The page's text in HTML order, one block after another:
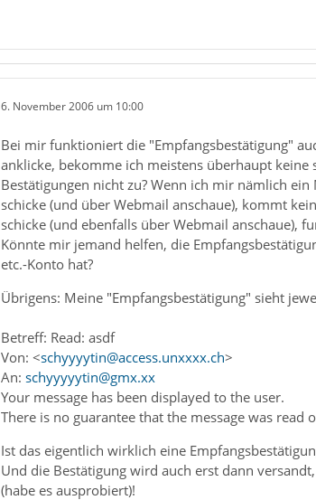
6. November 2006 um 10:00
Bei mir funktioniert die "Empfangsbestätigung"
anklicke, bekomme ich meistens überhaupt keine
Bestätigungen nicht zu? Wenn ich mir nämlich
schicke (und über Webmail anschaue), kommt
schicke (und ebenfalls über Webmail anschaue),
Könnte mir jemand helfen, die
etc.-Konto hat?
Übrigens: Meine "Empfangsbestätigung" sieht
Betreff: Read: asdf
Von: <schyyyytin@access.unxxxx.ch>
An: schyyyyytin@gmx.xx
Your message has been displayed to the user.
There is no guarantee that the message was read
Ist das eigentlich wirklich eine
Und die Bestätigung wird auch erst dann
(habe es ausprobiert)!